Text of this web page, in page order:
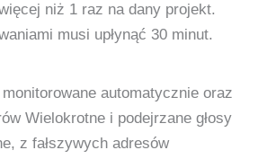
niż 1 raz na dany projekt.
musi upłynąć 30 minut.
monitorowane automatycznie oraz
Wielokrotne i podejrzane głosy
z fałszywych adresów